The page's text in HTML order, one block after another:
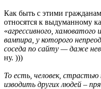
Как быть с этими
относятся к выдуманному
«агрессивного, хамоватого
вампира, у которого
соседа по сайту — даже
ну. )))
То есть, человек,
изводить других людей –